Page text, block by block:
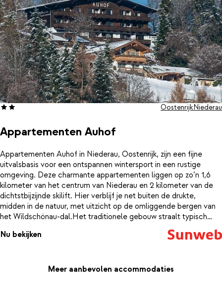
Appartementen Auhof
OostenrijkNiederau
Appartementen Auhof in Niederau, Oostenrijk, zijn een fijne
uitvalsbasis voor een ontspannen wintersport in een rustige
omgeving. Deze charmante appartementen liggen op zo’n 1,6
kilometer van het centrum van Niederau en 2 kilometer van de
dichtstbijzijnde skilift. Hier verblijf je net buiten de drukte,
midden in de natuur, met uitzicht op de omliggende bergen van
het Wildschönau-dal.Het traditionele gebouw straalt typisch
Tiroolse sfeer uit en heeft een warme, authentieke inrichting. De
appartementen zijn eenvoudig maar verzorgd, met houten
of de dag afsluit met een bordspel aan de eettafel – je merkt
Nu bekijken
Meer aanbevolen accommodaties